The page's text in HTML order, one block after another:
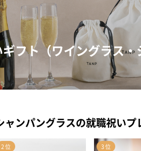
フト（ワイングラス
ンパングラスの就職祝い